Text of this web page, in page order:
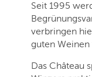
Seit 1995
verbringen
guten
Das Château